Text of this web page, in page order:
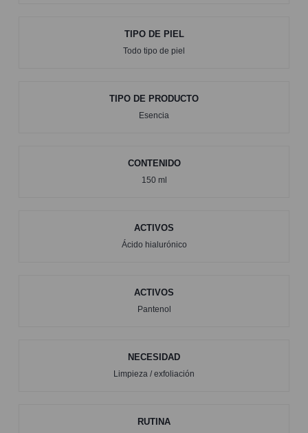
TIPO DE PIEL
Todo tipo de piel
TIPO DE PRODUCTO
Esencia
CONTENIDO
150 ml
ACTIVOS
Ácido hialurónico
ACTIVOS
Pantenol
NECESIDAD
Limpieza / exfoliación
RUTINA